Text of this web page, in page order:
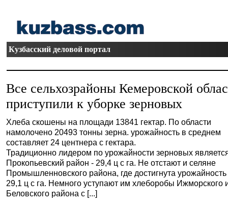
Кузбасский деловой портал
Все сельхозрайоны Кемеровской
приступили к уборке зерновых
Хлеба скошены на площади 13841 гектар. По области
намолочено 20493 тонны зерна. урожайность в среднем
составляет 24 центнера с гектара.
Традиционно лидером по урожайности зерновых
Прокопьевский район - 29,4 ц с га. Не отстают и селяне
Промышленновского района, где достигнута
29,1 ц с га. Немного уступают им хлеборобы Ижморского
Беловского района с [...]